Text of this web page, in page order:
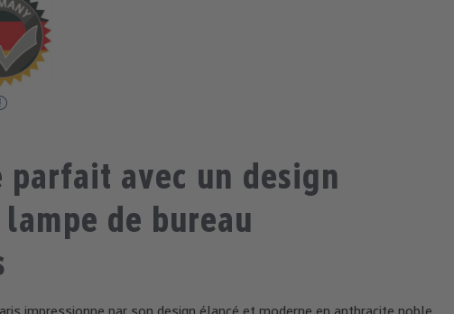
parfait avec un design
de bureau